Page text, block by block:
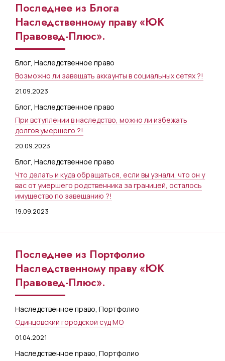
Последнее из Блога
Наследственному праву «ЮК
Правовед-Плюс».
Блог, Наследственное право
Возможно ли завещать аккаунты в социальных сетях ?!
21.09.2023
Блог, Наследственное право
При вступлении в наследство, можно ли избежать
долгов умершего ?!
20.09.2023
Блог, Наследственное право
Что делать и куда обращаться, если вы узнали, что он у
вас от умершего родственника за границей, осталось
имущество по завещанию ?!
19.09.2023
Последнее из Портфолио
Наследственному праву «ЮК
Правовед-Плюс».
Наследственное право, Портфолио
Одинцовский городской суд МО
01.04.2021
Наследственное право, Портфолио